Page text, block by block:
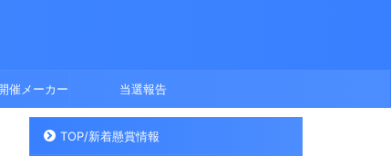
催メーカー 当選報告
TOP/新着懸賞情報